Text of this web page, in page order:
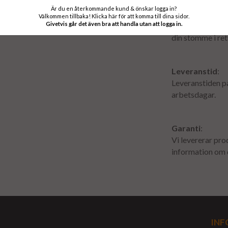
Som en
din stomme i
Leveranstid:
Leveranstiden
arbetsdagar.
Garanti:
Vi levererar
information om
Är du en återkommande kund & önskar logga in?
Välkommen tillbaka! Klicka här för att komma till dina sidor.
Givetvis går det även bra att handla utan att logga in.